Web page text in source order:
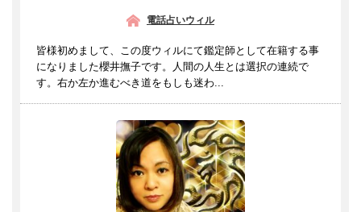
電話占いウィル
皆様初めまして、この度ウィルにて鑑定師として在籍する事
になりました櫻井撫子です。人間の人生とは選択の連続で
す。右か左か進むべき道をもしも迷わ...